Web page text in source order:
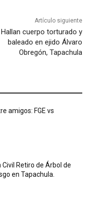
Artículo siguiente
Hallan cuerpo torturado y
baleado en ejido Álvaro
Obregón, Tapachula
amigos: FGE vs
Civil Retiro de Árbol de
en Tapachula.